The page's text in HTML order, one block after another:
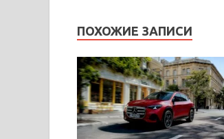
ПОХОЖИЕ ЗАПИСИ